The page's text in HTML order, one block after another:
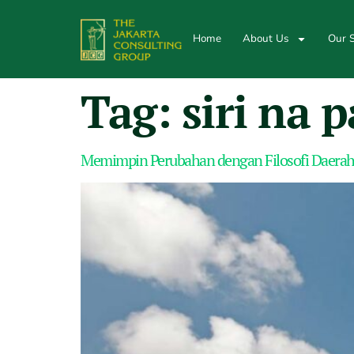
Home About Us Our
Tag: siri na
Memimpin Perubahan dengan Filosofi